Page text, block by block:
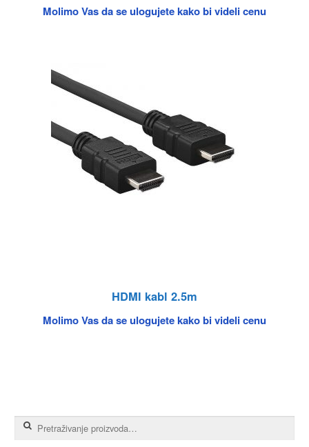
Molimo Vas da se ulogujete kako bi videli cenu
HDMI kabl 2.5m
Molimo Vas da se ulogujete kako bi videli cenu
Pretraga za: